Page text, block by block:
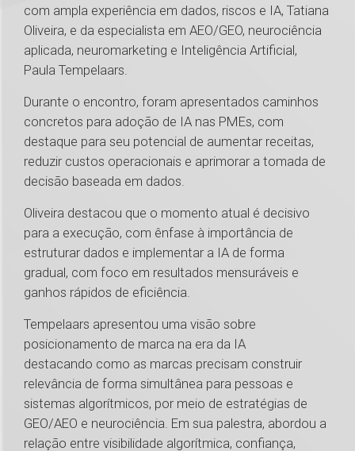
com ampla experiência em dados, riscos e IA, Tatiana
Oliveira, e da especialista em AEO/GEO, neurociência
aplicada, neuromarketing e Inteligência Artificial,
Paula Tempelaars.
Durante o encontro, foram apresentados caminhos
concretos para adoção de IA nas PMEs, com
destaque para seu potencial de aumentar receitas,
reduzir custos operacionais e aprimorar a tomada de
decisão baseada em dados.
Oliveira destacou que o momento atual é decisivo
para a execução, com ênfase à importância de
estruturar dados e implementar a IA de forma
gradual, com foco em resultados mensuráveis e
ganhos rápidos de eficiência.
Tempelaars apresentou uma visão sobre
posicionamento de marca na era da IA
destacando como as marcas precisam construir
relevância de forma simultânea para pessoas e
sistemas algorítmicos, por meio de estratégias de
GEO/AEO e neurociência. Em sua palestra, abordou a
relação entre visibilidade algorítmica, confiança,